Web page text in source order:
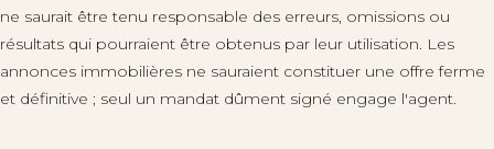
ne saurait être tenu responsable des erreurs, omissions ou
résultats qui pourraient être obtenus par leur utilisation. Les
annonces immobilières ne sauraient constituer une offre ferme
et définitive ; seul un mandat dûment signé engage l'agent.